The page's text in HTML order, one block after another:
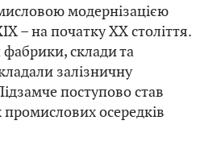
модернізацією
– на початку XX століття.
склади та
залізничну
поступово став
осередків